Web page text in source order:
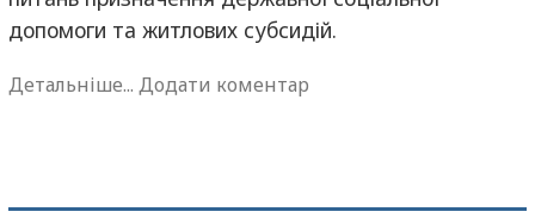
допомоги та житлових субсидій.
Детальніше... Додати коментар